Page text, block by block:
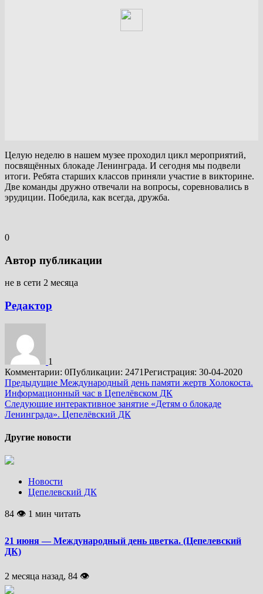
Целую неделю в нашем музее проходил цикл мероприятий,
посвящённых блокаде Ленинграда. И сегодня мы подвели
итоги. Ребята старших классов приняли участие в викторине.
Две команды дружно отвечали на вопросы, соревновались в
эрудиции. Победила, как всегда, дружба.
0
Автор публикации
не в сети 2 месяца
Редактор
1
Комментарии: 0Публикации: 2471Регистрация: 30-04-2020
Подробнее
Предыдущие Международный день памяти жертв Холокоста.
Информационный час в Цепелёвском ДК
Следующие интерактивное занятие «Детям о блокаде
Ленинграда». Цепелёвский ДК
Другие новости
Новости
Цепелевский ДК
84 👁 1 мин читать
21 июня — Международный день цветка. (Цепелевский
ДК)
2 месяца назад, 84 👁